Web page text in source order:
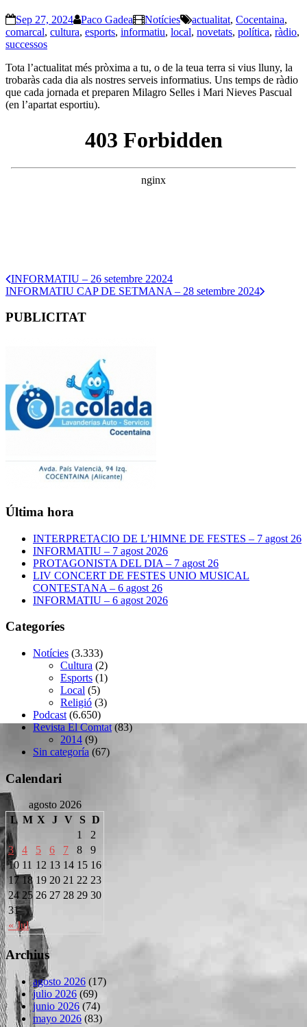
Sep 27, 2024 Paco Gadea Notícies actualitat, Cocentaina,
comarcal, cultura, esports, informatiu, local, novetats, política, ràdio,
successos
Tota l’actualitat més pròxima a tu, o de la teua terra si vius lluny, la
trobaràs cada dia als nostres serveis informatius. Uns temps de ràdio
que cada jornada et preparen Milagro Selles i Mari Nieves Pascual
(en l’apartat esportiu).
INFORMATIU – 26 setembre 22024
INFORMATIU CAP DE SETMANA – 28 setembre 2024
PUBLICITAT
Última hora
INTERPRETACIO DE L’HIMNE DE FESTES – 7 agost 26
INFORMATIU – 7 agost 2026
PROTAGONISTA DEL DIA – 7 agost 26
LIV CONCERT DE FESTES UNIO MUSICAL
CONTESTANA – 6 agost 26
INFORMATIU – 6 agost 2026
Categoríes
Notícies (3.333)
Cultura (2)
Esports (1)
Local (5)
Religió (3)
Podcast (6.650)
Revista El Comtat(83)
2014 (9)
Sin categoría (67)
Calendari
agosto 2026
L M X J V S D
« Jul
1
2
3
4 5 6 7 8
9
10 11 12 13 14 15 16
17 18 19 20 21 22 23
24 25 26 27 28 29 30
31
Archius
agosto 2026 (17)
julio 2026 (69)
junio 2026 (74)
mayo 2026 (83)